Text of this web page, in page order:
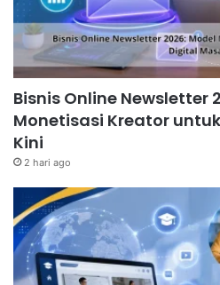
Bisnis Online Newsletter
Monetisasi Kreator
Kini
2 hari ago